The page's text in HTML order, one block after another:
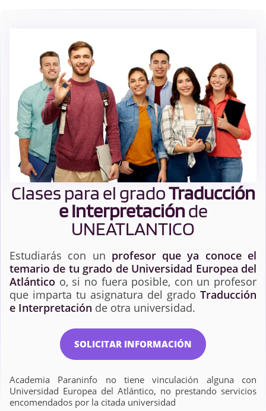
Clases para el gradoTraducción
e Interpretaciónde
UNEATLANTICO
Estudiarás con un profesor que ya conoce el
temario de tu grado de Universidad Europea del
Atlántico o, si no fuera posible, con un profesor
que imparta tu asignatura del grado Traducción
e Interpretación de otra universidad.
SOLICITAR INFORMACIÓN
Academia Paraninfo no tiene vinculación alguna con
Universidad Europea del Atlántico, no prestando servicios
encomendados por la citada universidad